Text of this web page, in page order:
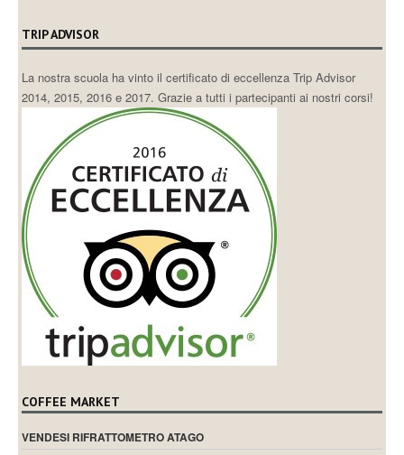
TRIP ADVISOR
La nostra scuola ha vinto il certificato di eccellenza Trip Advisor
2014, 2015, 2016 e 2017. Grazie a tutti i partecipanti ai nostri corsi!
COFFEE MARKET
VENDESI RIFRATTOMETRO ATAGO